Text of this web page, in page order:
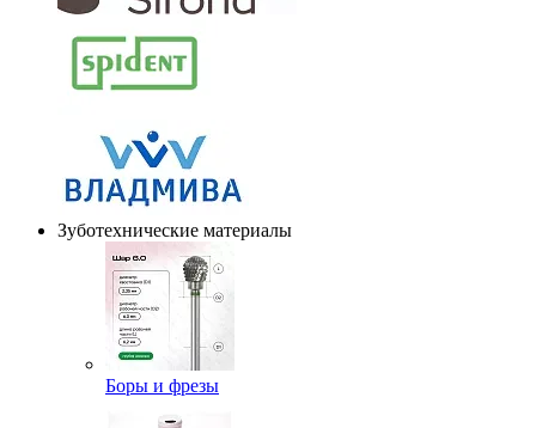
Зуботехнические материалы
Боры и фрезы